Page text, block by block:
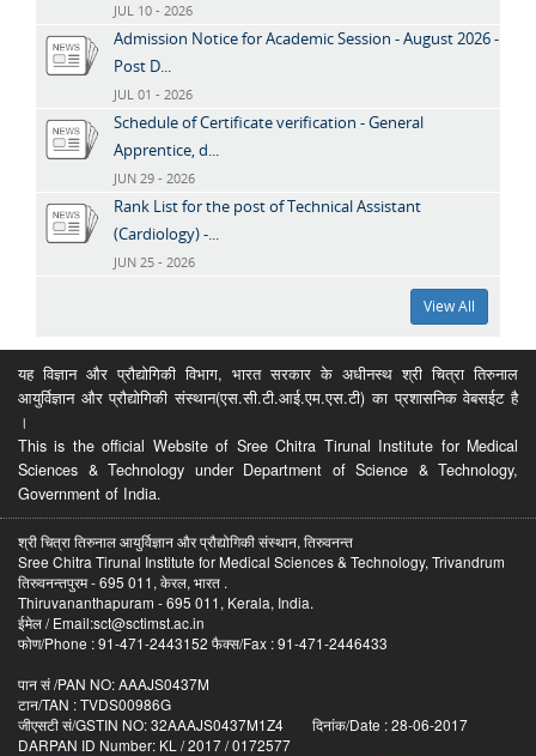
JUL 10 - 2026
Admission Notice for Academic Session - August 2026 -
Post D...
JUL 01 - 2026
Schedule of Certificate verification - General
Apprentice, d...
JUN 29 - 2026
Rank List for the post of Technical Assistant
(Cardiology) -...
JUN 25 - 2026
View All
यह विज्ञान और प्रौद्योगिकी विभाग, भारत सरकार के अधीनस्थ श्री चित्रा तिरुनाल
आयुर्विज्ञान और प्रौद्योगिकी संस्थान(एस.सी.टी.आई.एम.एस.टी) का प्रशासनिक वेबसईट है
।
This is the official Website of Sree Chitra Tirunal Institute for Medical
Sciences & Technology under Department of Science & Technology,
Government of India.
श्री चित्रा तिरुनाल आयुर्विज्ञान और प्रौद्योगिकी संस्थान, तिरुवनन्त
Sree Chitra Tirunal Institute for Medical Sciences & Technology, Trivandrum
तिरुवनन्तपुरम - 695 011, केरल, भारत .
Thiruvananthapuram - 695 011, Kerala, India.
ईमेल / Email:sct@sctimst.ac.in
फोण/Phone : 91-471-2443152 फैक्स/Fax : 91-471-2446433
पान सं /PAN NO: AAAJS0437M
टान/TAN : TVDS00986G
जीएसटी सं/GSTIN NO: 32AAAJS0437M1Z4 दिनांक/Date : 28-06-2017
DARPAN ID Number: KL / 2017 / 0172577